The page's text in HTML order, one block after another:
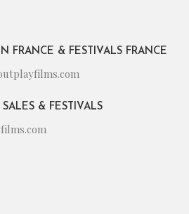
FRANCE & FESTIVALS FRANCE
& FESTIVALS